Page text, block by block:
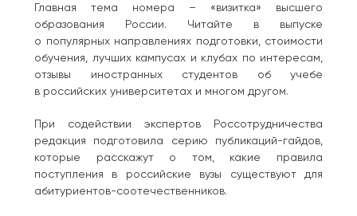
Главная тема номера – «визитка» высшего
образования России. Читайте в выпуске
о популярных направлениях подготовки, стоимости
обучения, лучших кампусах и клубах по интересам,
отзывы иностранных студентов об учебе
в российских университетах и многом другом.
При содействии экспертов Россотрудничества
редакция подготовила серию публикаций-гайдов,
которые расскажут о том, какие правила
поступления в российские вузы существуют для
абитуриентов-соотечественников.